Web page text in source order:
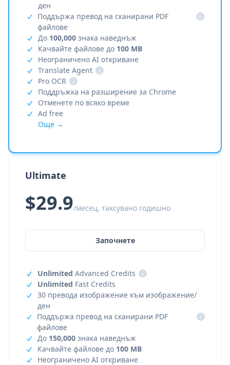
ден
Поддържа превод на сканирани PDF
файлове
i
До 100,000 знака наведнъж
Качвайте файлове до 100 MB
Неограничено AI откриване
Translate Agent
i
Pro OCR
i
Поддръжка на разширение за Chrome
Отменете по всяко време
Ad free
Още →
Ultimate
$29.9/месец, таксувано годишно
Започнете
Unlimited Advanced Credits
i
Unlimited Fast Credits
30 превода изображение към изображение/
ден
Поддържа превод на сканирани PDF
файлове
i
До 150,000 знака наведнъж
Качвайте файлове до 100 MB
Неограничено AI откриване